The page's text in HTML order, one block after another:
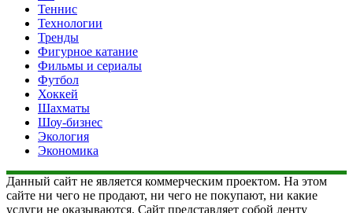
Теннис
Технологии
Тренды
Фигурное катание
Фильмы и сериалы
Футбол
Хоккей
Шахматы
Шоу-бизнес
Экология
Экономика
Данный сайт не является коммерческим проектом. На этом
сайте ни чего не продают, ни чего не покупают, ни какие
услуги не оказываются. Сайт представляет собой ленту